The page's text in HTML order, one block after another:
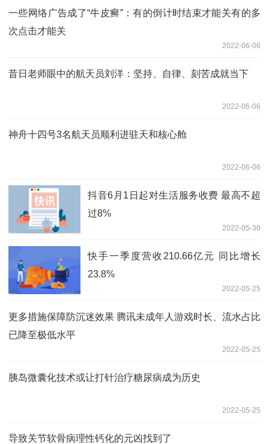
一些网络广告成了“牛皮癣”：有的倒计时结束才能关有的多
次点击才能关
2022-06-06
昔日老师眼中的航天员刘洋：坚持、自律、刻苦成就当下
2022-06-06
神舟十四号3名航天员顺利进驻天和核心舱
2022-06-06
抖音6月1日起对生活服务收费 最高不超
过8%
2022-05-30
快手一季度营收210.66亿元 同比增长
23.8%
2022-05-25
更多措施保障防沉迷效果 腾讯未成年人游戏时长、流水占比
已降至极低水平
2022-05-25
胰岛微囊化技术或让打针治疗糖尿病成为历史
2022-05-25
导致关节软骨病理性钙化的元凶找到了